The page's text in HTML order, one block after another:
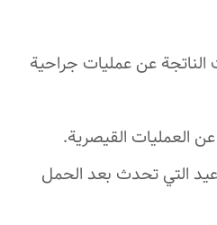
عن عمليات جراحية
عن العمليات القيصرية.
التي تحدث بعد الحمل